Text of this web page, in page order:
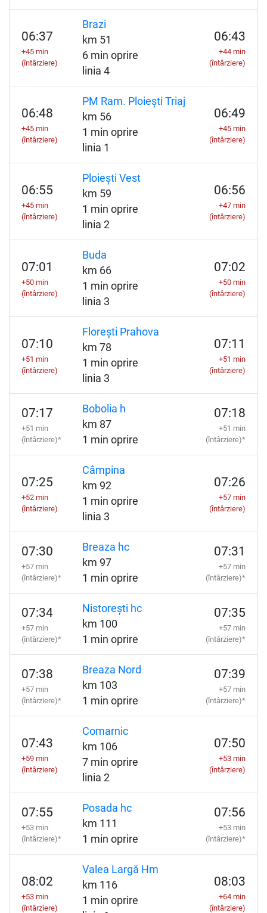
06:37
+45 min
(întârziere)
Brazi
km 51
6 min oprire
linia 4
06:43
+44 min
(întârziere)
06:48
+45 min
(întârziere)
PM Ram. Ploiești Triaj
km 56
1 min oprire
linia 1
06:49
+45 min
(întârziere)
06:55
+45 min
(întârziere)
Ploiești Vest
km 59
1 min oprire
linia 2
06:56
+47 min
(întârziere)
07:01
+50 min
(întârziere)
Buda
km 66
1 min oprire
linia 3
07:02
+50 min
(întârziere)
07:10
+51 min
(întârziere)
Florești Prahova
km 78
1 min oprire
linia 3
07:11
+51 min
(întârziere)
07:17
+51 min
(întârziere)*
Bobolia h
km 87
1 min oprire
07:18
+51 min
(întârziere)*
07:25
+52 min
(întârziere)
Câmpina
km 92
1 min oprire
linia 3
07:26
+57 min
(întârziere)
07:30
+57 min
(întârziere)*
Breaza hc
km 97
1 min oprire
07:31
+57 min
(întârziere)*
07:34
+57 min
(întârziere)*
Nistorești hc
km 100
1 min oprire
07:35
+57 min
(întârziere)*
07:38
+57 min
(întârziere)*
Breaza Nord
km 103
1 min oprire
07:39
+57 min
(întârziere)*
07:43
+59 min
(întârziere)
Comarnic
km 106
7 min oprire
linia 2
07:50
+53 min
(întârziere)
07:55
+53 min
(întârziere)*
Posada hc
km 111
1 min oprire
07:56
+53 min
(întârziere)*
08:02
+53 min
(întârziere)
Valea Largă Hm
km 116
1 min oprire
08:03
+64 min
(întârziere)